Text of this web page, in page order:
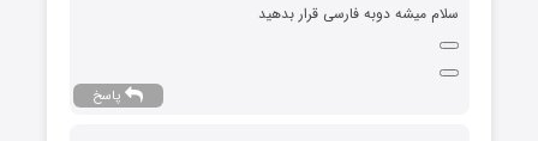
سلام میشه دوبه فارسی قرار بدهید
پاسخ